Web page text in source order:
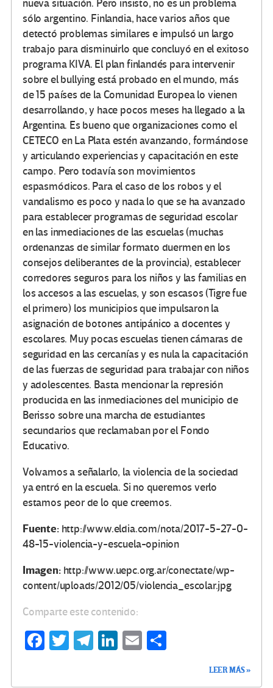
nueva situación. Pero insisto, no es un problema
sólo argentino. Finlandia, hace varios años que
detectó problemas similares e impulsó un largo
trabajo para disminuirlo que concluyó en el exitoso
programa KIVA. El plan finlandés para intervenir
sobre el bullying está probado en el mundo, más
de 15 países de la Comunidad Europea lo vienen
desarrollando, y hace pocos meses ha llegado a la
Argentina. Es bueno que organizaciones como el
CETECO en La Plata estén avanzando, formándose
y articulando experiencias y capacitación en este
campo. Pero todavía son movimientos
espasmódicos. Para el caso de los robos y el
vandalismo es poco y nada lo que se ha avanzado
para establecer programas de seguridad escolar
en las inmediaciones de las escuelas (muchas
ordenanzas de similar formato duermen en los
consejos deliberantes de la provincia), establecer
corredores seguros para los niños y las familias en
los accesos a las escuelas, y son escasos (Tigre fue
el primero) los municipios que impulsaron la
asignación de botones antipánico a docentes y
escolares. Muy pocas escuelas tienen cámaras de
seguridad en las cercanías y es nula la capacitación
de las fuerzas de seguridad para trabajar con niños
y adolescentes. Basta mencionar la represión
producida en las inmediaciones del municipio de
Berisso sobre una marcha de estudiantes
secundarios que reclamaban por el Fondo
Educativo.
Volvamos a señalarlo, la violencia de la sociedad
ya entró en la escuela. Si no queremos verlo
estamos peor de lo que creemos.
Fuente:http://www.eldia.com/nota/2017-5-27-0-
48-15-violencia-y-escuela-opinion
Imagen: http://www.uepc.org.ar/conectate/wp-
content/uploads/2012/05/violencia_escolar.jpg
Comparte este contenido:
Fa T
Te Li
E
LEER MÁS »